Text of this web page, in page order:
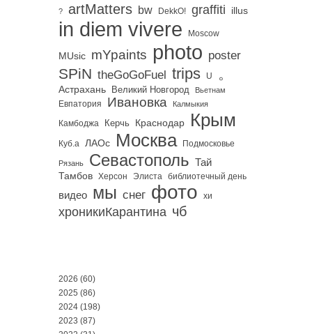
? artMatters bw DekkO! graffiti illus
in diem vivere Moscow
MUsic mYpaints photo poster
SPiN theGoGoFuel trips U 。
Астрахань Великий Новгород Вьетнам
Евпатория Ивановка Калмыкия
Камбоджа Керчь Краснодар Крым
Куб.а ЛАОс Москва Подмосковье
Рязань Севастополь Тай
Тамбов Херсон Элиста библиотечный день
видео мы снег фото хи
хроникиКарантина чб
2026 (60)
2025 (86)
2024 (198)
2023 (87)